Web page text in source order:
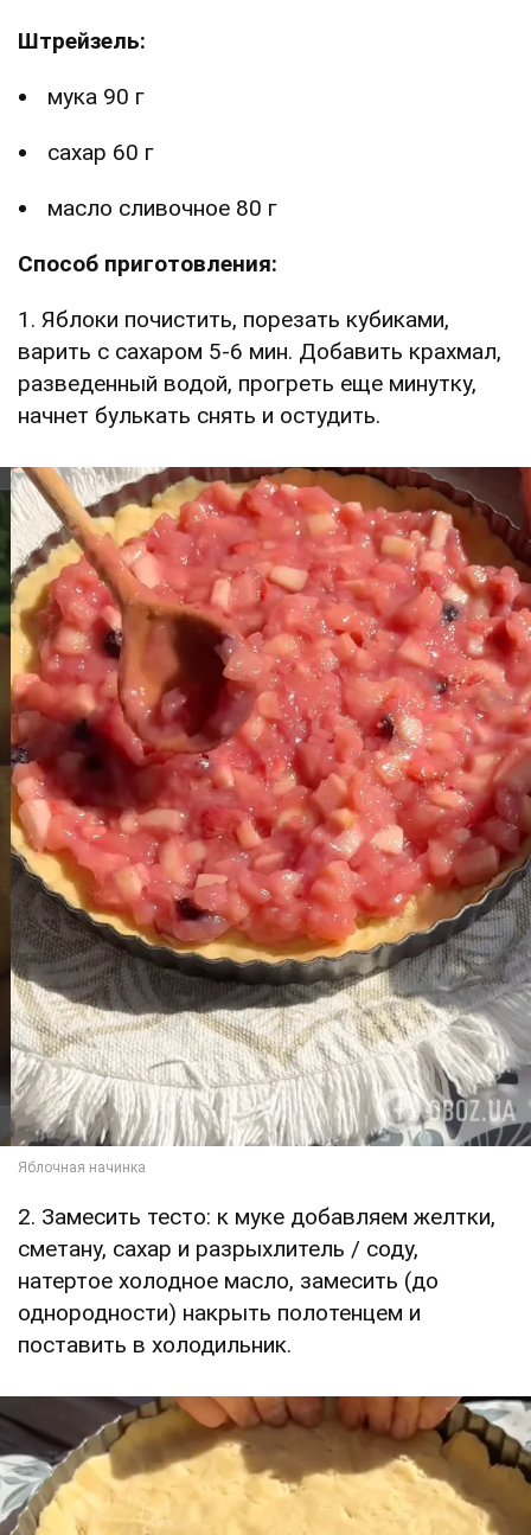
Штрейзель:
мука 90 г
сахар 60 г
масло сливочное 80 г
Способ приготовления:
1. Яблоки почистить, порезать кубиками,
варить с сахаром 5-6 мин. Добавить крахмал,
разведенный водой, прогреть еще минутку,
начнет булькать снять и остудить.
2. Замесить тесто: к муке добавляем желтки,
сметану, сахар и разрыхлитель / соду,
натертое холодное масло, замесить (до
однородности) накрыть полотенцем и
поставить в холодильник.